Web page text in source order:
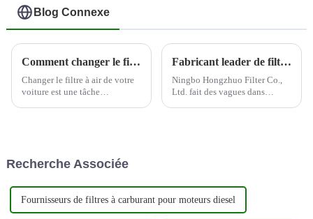
Blog Connexe
Comment changer le filtre à air de votre voiture
Changer le filtre à air de votre
voiture est une tâche
changer votre c...
Fabricant leader de filtres automobiles--Ningbo Hongzhuo
Ningbo Hongzhuo Filter Co.,
Ltd. fait des vagues dans
Recherche Associée
Fournisseurs de filtres à carburant pour moteurs diesel